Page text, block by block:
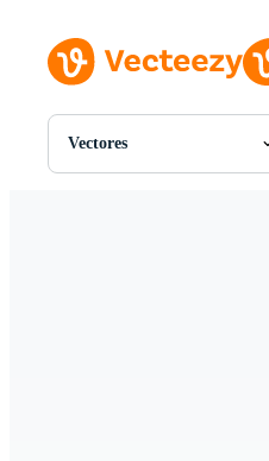
Vectores
Todas Imágenes